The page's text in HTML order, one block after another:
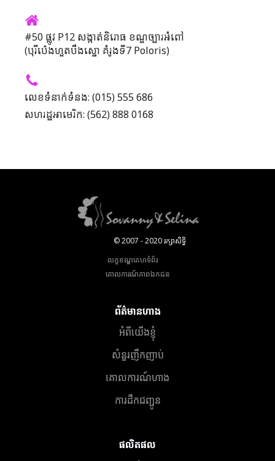
#50 ផ្លូវ P12 សង្កាត់និរោធ ខណ្ឌច្បារអំពៅ
(បុរីប៉េងហួតបឹងស្នោ គំរូងទី7 Poloris)
លេខទំនាក់ទំនង: (015) 555 686
សហរដ្ឋអាមេរិក: (562) 888 0168
© 2007 - 2020 រក្សាសិទ្ធិ
លក្ខខណ្ឌគេហទំព័រ
គោលការណ៍​ភាព​ឯកជន
ព័ត៌មានហាង
អំពីយើងខ្ញុំ
សំនួរញឹកញាប់
គោលការណ៍ហាង
ការដឹកជញ្ជូន
ផលិតផល